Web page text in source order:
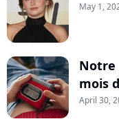
May 1,
Notre
mois
April 30,